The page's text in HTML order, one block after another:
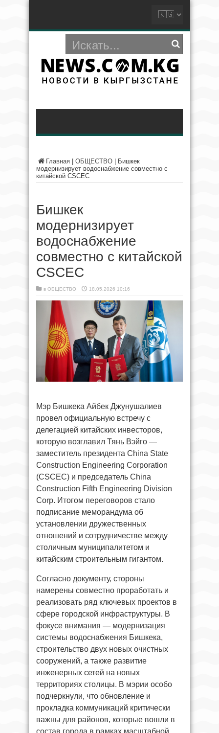
Главная ОБЩЕСТВО
Бишкек
модернизирует водоснабжение совместно с
китайской CSCEC
Бишкек
модернизирует
водоснабжение
совместно с китайской
CSCEC
в ОБЩЕСТВО 18.05.2026 10:16
Мэр Бишкека Айбек Джунушалиев
провел официальную встречу с
делегацией китайских инвесторов,
которую возглавил Тянь Вэйго —
заместитель президента China State
Construction Engineering Corporation
(CSCEC) и председатель China
Construction Fifth Engineering Division
Corp. Итогом переговоров стало
подписание меморандума об
установлении дружественных
отношений и сотрудничестве между
столичным муниципалитетом и
китайским строительным гигантом.
Согласно документу, стороны
намерены совместно проработать и
реализовать ряд ключевых проектов в
сфере городской инфраструктуры. В
фокусе внимания — модернизация
системы водоснабжения Бишкека,
строительство двух новых очистных
сооружений, а также развитие
инженерных сетей на новых
территориях столицы. В мэрии особо
подчеркнули, что обновление и
прокладка коммуникаций критически
важны для районов, которые вошли в
состав города в рамках масштабной